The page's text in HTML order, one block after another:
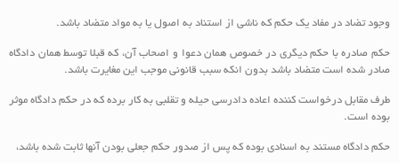
وجود تضاد در مفاد یک حکم که ناشی از استناد به اصول یا به مواد متضاد باشد.
حکم صادره با حکم دیگری در خصوص همان دعوا و اصحاب آن، که قبلا توسط همان دادگاه
صادر شده است متضاد باشد بدون انکه سبب قانونی موجب این مغایرت باشد.
طرف مقابل درخواست کننده اعاده دادرسی حیله و تقلبی به کار برده که در حکم دادگاه موثر
بوده است.
حکم دادگاه مستند به اسنادی بوده که پس از صدور حکم جعلی بودن آنها ثابت شده باشد،